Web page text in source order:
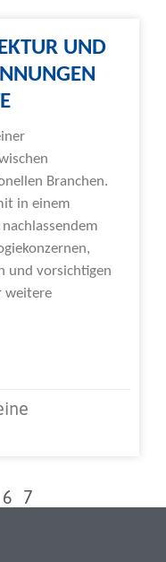
UND
Branchen.
in einem
und vorsichtigen
weitere
6 7